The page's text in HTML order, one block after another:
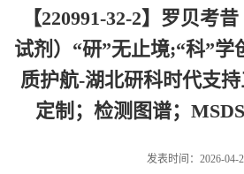
持！【220991-32-2】罗贝考
试剂）“研”无止境;“科”学
质护航-湖北研科时代支
定制；检测图谱；
发表时间：2026-04-